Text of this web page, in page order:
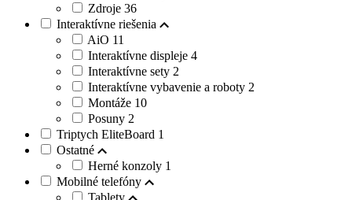
Zdroje 36
Interaktívne riešenia
AiO 11
Interaktívne displeje 4
Interaktívne sety 2
Interaktívne vybavenie a roboty 2
Montáže 10
Posuny 2
Triptych EliteBoard 1
Ostatné
Herné konzoly 1
Mobilné telefóny
Tablety